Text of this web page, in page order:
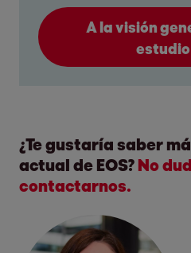
A la visión
estudio
¿Te gustaría saber
actual de EOS? No
contactarnos.